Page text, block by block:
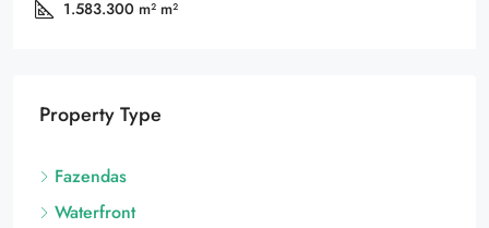
Property Type
Fazendas
Waterfront